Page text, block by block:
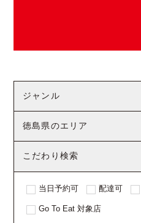
ジャンル
徳島県のエリア
こだわり検索
当日予約可 配達可
Go To Eat 対象店